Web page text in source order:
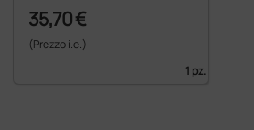
35,70 €
(Prezzo i.e.)
1 pz.